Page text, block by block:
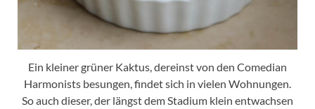
Ein kleiner grüner Kaktus, dereinst von den Comedian
Harmonists besungen, findet sich in vielen Wohnungen.
So auch dieser, der längst dem Stadium klein entwachsen